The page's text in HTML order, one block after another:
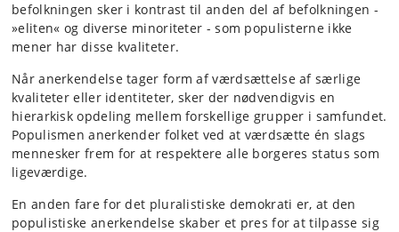
befolkningen sker i kontrast til anden del af befolkningen -
»eliten« og diverse minoriteter - som populisterne ikke
mener har disse kvaliteter.
Når anerkendelse tager form af værdsættelse af særlige
kvaliteter eller identiteter, sker der nødvendigvis en
hierarkisk opdeling mellem forskellige grupper i samfundet.
Populismen anerkender folket ved at værdsætte én slags
mennesker frem for at respektere alle borgeres status som
ligeværdige.
En anden fare for det pluralistiske demokrati er, at den
populistiske anerkendelse skaber et pres for at tilpasse sig